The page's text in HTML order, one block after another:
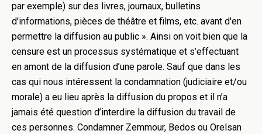
par exemple) sur des livres, journaux, bulletins
d'informations, pièces de théâtre et films, etc. avant d'en
permettre la diffusion au public ». Ainsi on voit bien que la
censure est un processus systématique et s’effectuant
en amont de la diffusion d’une parole. Sauf que dans les
cas qui nous intéressent la condamnation (judiciaire et/ou
morale) a eu lieu après la diffusion du propos et il n’a
jamais été question d’interdire la diffusion du travail de
ces personnes. Condamner Zemmour, Bedos ou Orelsan